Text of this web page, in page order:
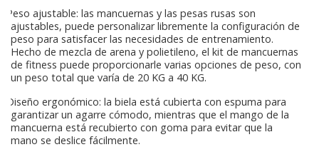
Peso ajustable: las mancuernas y las pesas rusas son
ajustables, puede personalizar libremente la configuración de
peso para satisfacer las necesidades de entrenamiento.
Hecho de mezcla de arena y polietileno, el kit de mancuernas
de fitness puede proporcionarle varias opciones de peso, con
un peso total que varía de 20 KG a 40 KG.
Diseño ergonómico: la biela está cubierta con espuma para
garantizar un agarre cómodo, mientras que el mango de la
mancuerna está recubierto con goma para evitar que la
mano se deslice fácilmente.